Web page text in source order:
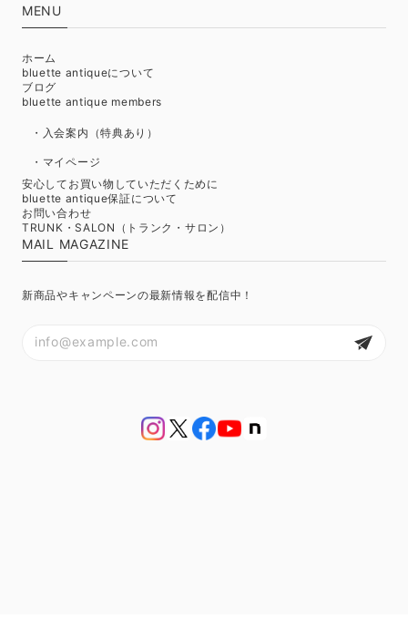
MENU
ホーム
bluette antiqueについて
ブログ
bluette antique members
・入会案内（特典あり）
・マイページ
安心してお買い物していただくために
bluette antique保証について
お問い合わせ
TRUNK・SALON（トランク・サロン）
MAIL MAGAZINE
新商品やキャンペーンの最新情報を配信中！